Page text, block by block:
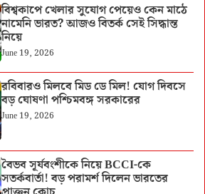
বিশ্বকাপে খেলার সুযোগ পেয়েও কেন মাঠে
নামেনি ভারত? আজও বিতর্ক সেই সিদ্ধান্ত
নিয়ে
June 19, 2026
রবিবারও মিলবে মিড ডে মিল! যোগ দিবসে
বড় ঘোষণা পশ্চিমবঙ্গ সরকারের
June 19, 2026
বৈভব সূর্যবংশীকে নিয়ে BCCI-কে
সতর্কবার্তা! বড় পরামর্শ দিলেন ভারতের